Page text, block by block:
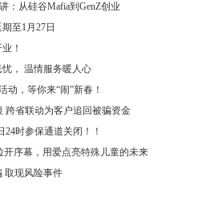
：从硅谷Mafia到GenZ创业
至1月27日
！
， 温情服务暖人心
动，等你来“闹”新春！
跨省联动为客户追回被骗资金
24时参保通道关闭！！
开序幕，用爱点亮特殊儿童的未来
取现风险事件